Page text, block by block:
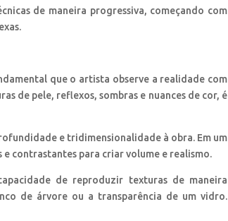
de maneira progressiva, começando com
que o artista observe a realidade com
de pele, reflexos, sombras e nuances de cor, é
e tridimensionalidade à obra. Em um
e contrastantes para criar volume e realismo.
de reproduzir texturas de maneira
de árvore ou a transparência de um vidro.